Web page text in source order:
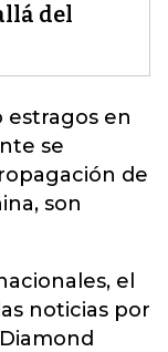
del
en
se
de
son
el
noticias por